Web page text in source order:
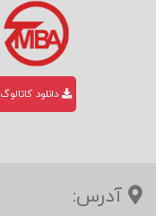
دانلود کاتالوگ
آدرس: